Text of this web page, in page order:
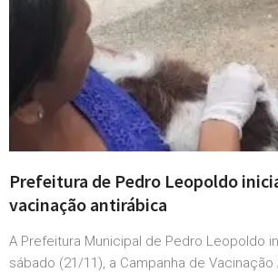
Prefeitura de Pedro Leopoldo
vacinação antirábica
A Prefeitura Municipal de Pedro Leopoldo
sábado (21/11), a Campanha de Vacinação